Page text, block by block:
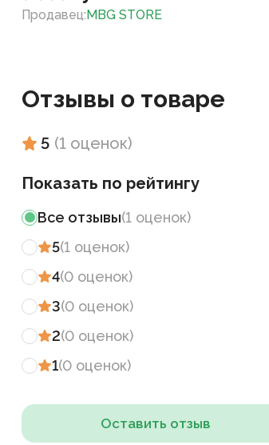
Продавец:MBG STORE
Отзывы о товаре
5 (1 оценок)
Показать по рейтингу
Все отзывы(1 оценок)
5(1 оценок)
4(0 оценок)
3(0 оценок)
2(0 оценок)
1(0 оценок)
Оставить отзыв